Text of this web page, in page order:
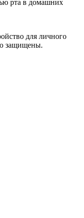
рта в домашних
для личного
защищены.